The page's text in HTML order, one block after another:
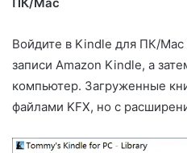
Войдите в Kindle для ПК/
записи Amazon Kindle, а
компьютер. Загруженные
файлами KFX, но с